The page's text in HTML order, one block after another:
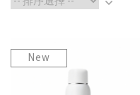
New